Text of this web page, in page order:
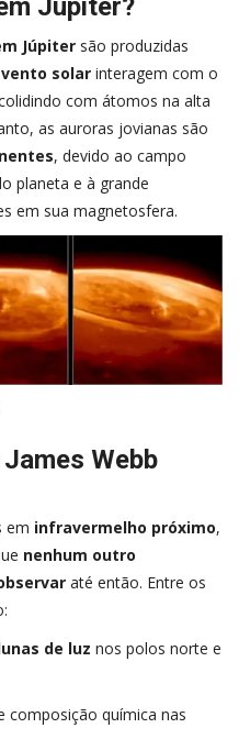
Júpiter?
Júpiter são produzidas
vento solar interagem com o
com átomos na alta
as auroras jovianas são
, devido ao campo
planeta e à grande
em sua magnetosfera.
Webb
em infravermelho próximo,
nenhum outro
até então. Entre os
de luz nos polos norte e
composição química nas